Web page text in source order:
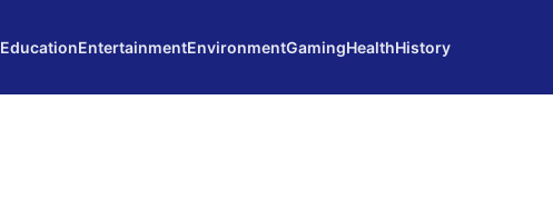
EducationEntertainmentEnvironmentGamingHealthHistory